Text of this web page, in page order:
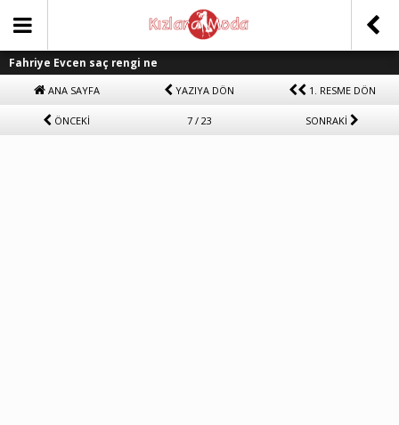
Fahriye Evcen saç rengi ne
ANA SAYFA YAZIYA DÖN 1. RESME DÖN
ÖNCEKİ 7 / 23 SONRAKİ